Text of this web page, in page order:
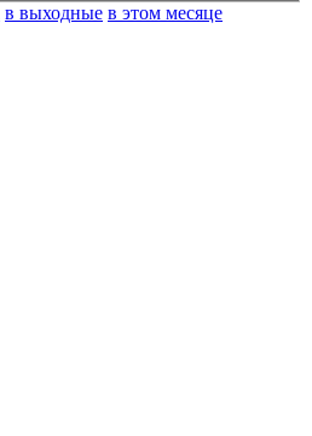
в выходные в этом месяце